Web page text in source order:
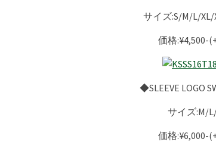
サイズ:S/M/L/XL/
価格:¥4,500-
◆SLEEVE LOGO
サイズ:M/
価格:¥6,000-